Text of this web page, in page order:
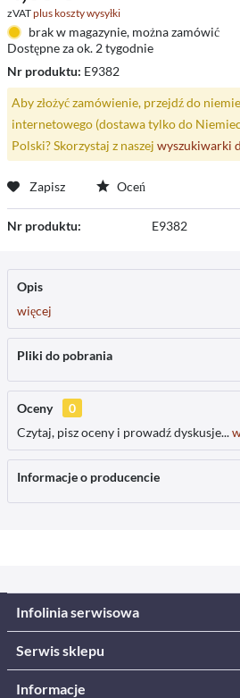
zVATplus koszty wysyłki
brak w magazynie, można zamówić
Dostępne za ok. 2 tygodnie
Nr produktu: E9382
Aby złożyć zamówienie, przejdź do
internetowego (dostawa tylko do
Polski? Skorzystaj z naszej wyszukiwarki
Zapisz Oceń
Nr produktu: E9382
Opis
więcej
Pliki do pobrania
Oceny
0
Czytaj, pisz oceny i prowadź dyskusje...
Informacje o producencie
Infolinia serwisowa
Serwis sklepu
Informacje